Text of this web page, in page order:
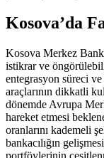
Kosova’da
Kosova Merkez
istikrar ve
entegrasyon süreci
araçlarının dikkatli
dönemde Avrupa
hareket etmesi
oranlarını kademeli
bankacılığın
portföylerinin